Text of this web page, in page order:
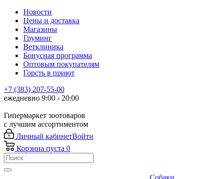
Новости
Цены и доставка
Магазины
Груминг
Ветклиника
Бонусная программа
Оптовым покупателям
Горсть в приют
+7 (383) 207-55-00
ежедневно 9:00 - 20:00
Гипермаркет зоотоваров
с лучшим ассортиментом
Личный кабинетВойти
Корзина пуста 0
Собаки